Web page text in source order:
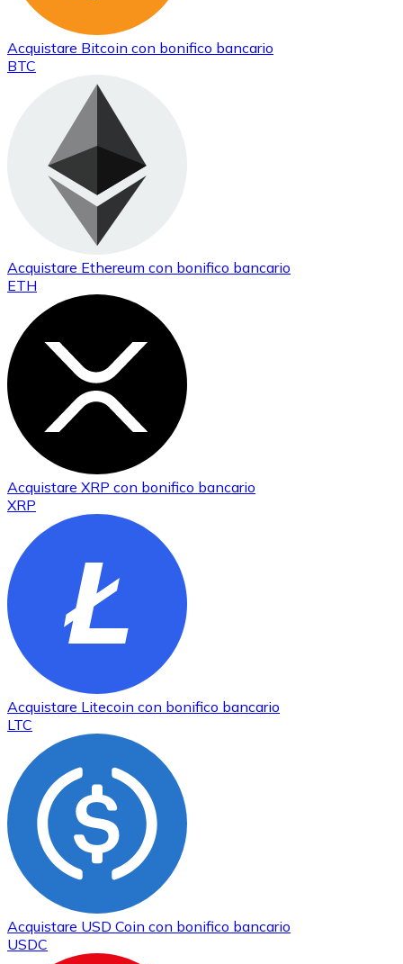
Acquistare Bitcoin con bonifico bancario
BTC
Acquistare Ethereum con bonifico bancario
ETH
Acquistare XRP con bonifico bancario
XRP
Acquistare Litecoin con bonifico bancario
LTC
Acquistare USD Coin con bonifico bancario
USDC